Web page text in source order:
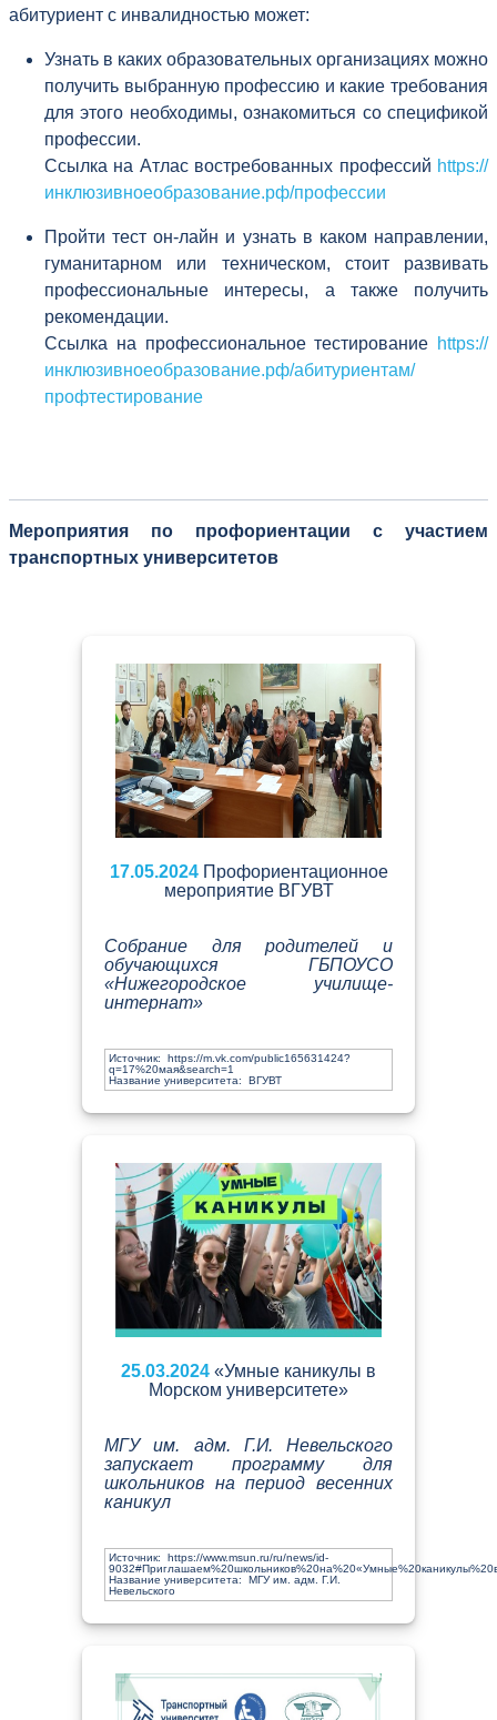
абитуриент с инвалидностью может:
Узнать в каких образовательных организациях можно
получить выбранную профессию и какие требования
для этого необходимы, ознакомиться со спецификой
профессии.
Ссылка на Атлас востребованных профессий https://
инклюзивноеобразование.рф/профессии
Пройти тест он-лайн и узнать в каком направлении,
гуманитарном или техническом, стоит развивать
профессиональные интересы, а также получить
рекомендации.
Ссылка на профессиональное тестирование https://
инклюзивноеобразование.рф/абитуриентам/
профтестирование
Мероприятия по профориентации с участием
транспортных университетов
17.05.2024 Профориентационное
мероприятие ВГУВТ
Собрание для родителей и
обучающихся ГБПОУСО
«Нижегородское училище-
интернат»
Источник: https://m.vk.com/public165631424?
q=17%20мая&search=1
Название университета: ВГУВТ
25.03.2024 «Умные каникулы в
Морском университете»
МГУ им. адм. Г.И. Невельского
запускает программу для
школьников на период весенних
каникул
Источник: https://www.msun.ru/ru/news/id-
Название университета: МГУ им. адм. Г.И.
Невельского